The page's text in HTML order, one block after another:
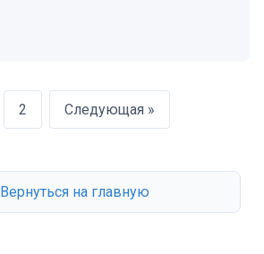
2 Следующая »
Вернуться на главную